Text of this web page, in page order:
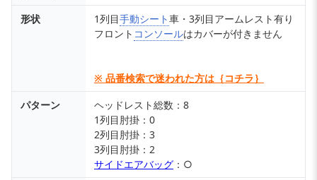
形状
1列目手動シート車・3列目アームレスト有り
フロント コンソールはカバーが付きません
※ 品番検索で迷われた方は｛コチラ｝
パターン
ヘッドレスト総数：8
1列目肘掛：0
2列目肘掛：3
3列目肘掛：2
サイドエアバッグ ：○